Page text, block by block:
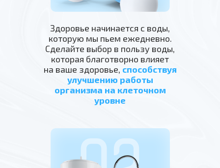
Здоровье начинается с воды,
которую мы пьем ежедневно.
Сделайте выбор в пользу воды,
которая благотворно влияет
на ваше здоровье, способствуя
улучшению работы
организма на клеточном
уровне
Растерялся в изобилии
бутилированных вод,
приборов очистки и методов
03